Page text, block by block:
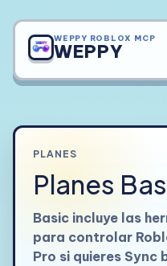
WEPPY ROBLOX MCP
WEPPY
PLANES
Planes
Basic incluye las
para controlar
Pro si quieres